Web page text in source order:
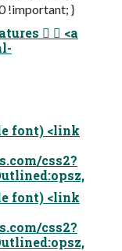
!important; }
  <a
font) <link
css2?
font) <link
css2?